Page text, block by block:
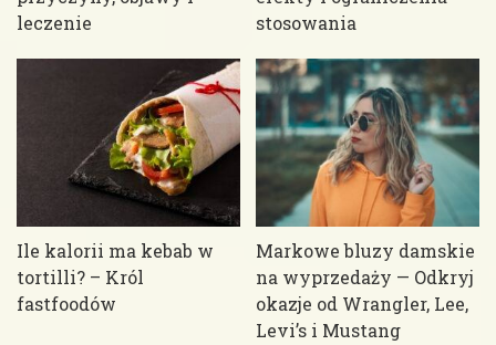
leczenie
stosowania
Ile kalorii ma kebab w
tortilli? – Król
fastfoodów
Markowe bluzy damskie
na wyprzedaży — Odkryj
okazje od Wrangler, Lee,
Levi’s i Mustang